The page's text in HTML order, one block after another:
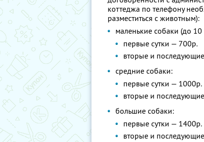
коттеджа по телефону
разместиться с животным):
маленькие собаки (до 10
первые сутки — 700р.
вторые и
средние собаки:
первые сутки — 1000р.
вторые и
большие собаки:
первые сутки — 1400р.
вторые и